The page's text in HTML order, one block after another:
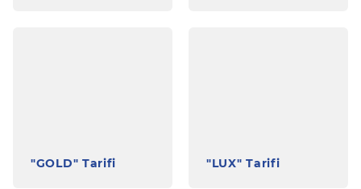
"GOLD" Tarifi "LUX" Tarifi